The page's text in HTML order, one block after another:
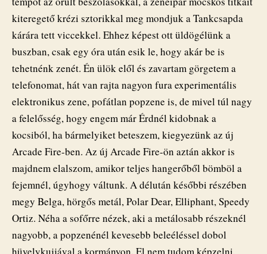
kiteregető krézi sztorikkal meg mondjuk a Tankcsapda
kárára tett viccekkel. Ehhez képest ott üldögélünk a
buszban, csak egy óra után esik le, hogy akár be is
tehetnénk zenét. Én ülök elől és zavartam görgetem a
telefonomat, hát van rajta nagyon fura experimentális
elektronikus zene, pofátlan popzene is, de mivel túl nagy
a felelősség, hogy engem már Érdnél kidobnak a
kocsiból, ha bármelyiket beteszem, kiegyezünk az új
Arcade Fire-ben. Az új Arcade Fire-ön aztán akkor is
majdnem elalszom, amikor teljes hangerőből bömböl a
fejemnél, úgyhogy váltunk. A délután későbbi részében
megy Belga, hörgős metál, Polar Dear, Elliphant, Speedy
Ortiz. Néha a sofőrre nézek, aki a metálosabb részeknél
nagyobb, a popzenénél kevesebb beleéléssel dobol